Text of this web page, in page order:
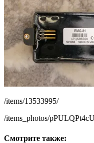
/items/13533995/
/items_photos/
Смотрите также: